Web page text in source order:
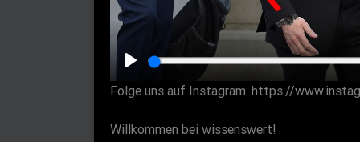
l
a
Folge uns auf Instagram: https://
Willkommen bei wissenswert!